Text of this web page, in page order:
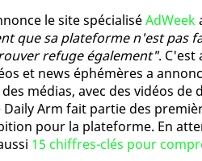
le site spécialiséAdWeek
que sa plateforme n'est pas
refuge également". C'est
et news éphémères a
médias, avec des vidéos de
Daily Arm fait partie des
pour la plateforme. En
15 chiffres-clés pour